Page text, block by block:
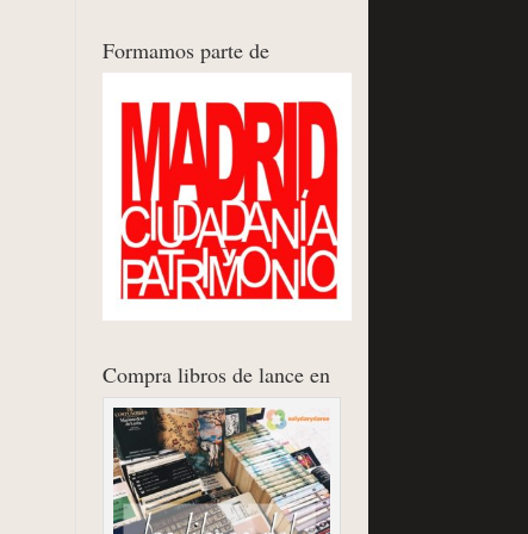
Formamos parte de
Compra libros de lance en